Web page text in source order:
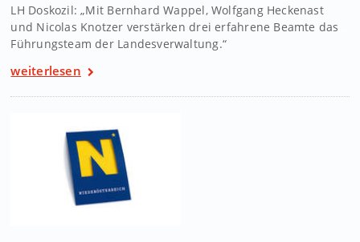
LH Doskozil: „Mit Bernhard Wappel, Wolfgang Heckenast
und Nicolas Knotzer verstärken drei erfahrene Beamte das
Führungsteam der Landesverwaltung.“
weiterlesen